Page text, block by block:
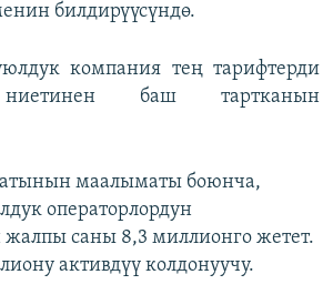
билдирүүсүндө.
компания тең тарифтерди
ниетинен баш тартканын
маалыматы боюнча,
операторлордун
жалпы саны 8,3 миллионго жетет.
активдүү колдонуучу.